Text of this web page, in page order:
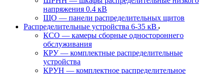
напряжения 0.4 кВ
ЩО — панели распределительных щитов
Распределительные устройства 6-35 кВ
КСО — камеры сборные одностороннего
обслуживания
КРУ — комплектные распределительные
устройства
КРУН — комплектное распределительное